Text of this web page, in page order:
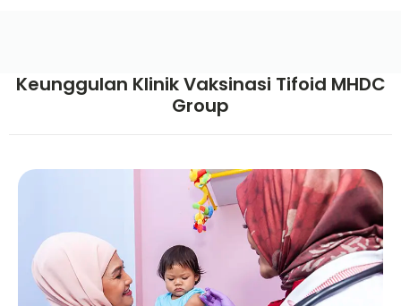
Keunggulan Klinik Vaksinasi Tifoid MHDC
Group